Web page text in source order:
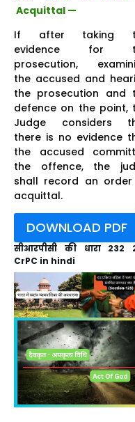
Acquittal —
If after taking
evidence for
prosecution,
the accused and
the prosecution and
defence on the point,
Judge considers
there is no evidence
the accused
the offence, the
shall record an
acquittal.
DOWNLOAD PDF
सीआरपीसी की धारा 232
CrPC in hindi